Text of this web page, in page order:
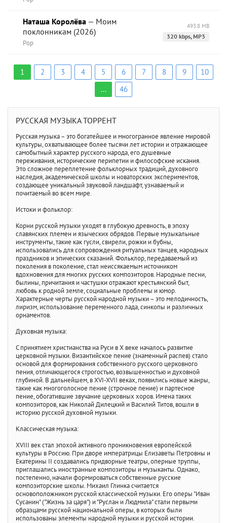
Наташа Королёва — Моим
поклонникам (2026)
Pop
493.8 MB
320 kbps, MP3
1 2 3 4 5 6 7 8 9
10
...
46
РУССКАЯ МУЗЫКА ТОРРЕНТ
Русская музыка – это богатейшее и многогранное явление мировой
культуры, охватывающее более тысячи лет истории и отражающее
самобытный характер русского народа, его душевные
переживания, исторические перипетии и философские искания.
Это сложное переплетение фольклорных традиций, духовного
наследия, академической школы и новаторских экспериментов,
создающее уникальный звуковой ландшафт, узнаваемый и
почитаемый во всем мире.
Истоки и фольклор:
Корни русской музыки уходят в глубокую древность, в эпоху
славянских племен и языческих обрядов. Первые музыкальные
инструменты, такие как гусли, свирели, рожки и бубны,
использовались для сопровождения ритуальных танцев, народных
праздников и эпических сказаний. Фольклор, передаваемый из
поколения в поколение, стал неиссякаемым источником
вдохновения для многих русских композиторов. Народные песни,
былины, причитания и частушки отражают крестьянский быт,
любовь к родной земле, социальные проблемы и юмор.
Характерные черты русской народной музыки – это мелодичность,
лиризм, использование переменного лада, синкопы и различных
орнаментов.
Духовная музыка:
С принятием христианства на Руси в X веке началось развитие
церковной музыки. Византийское пение (знаменный распев) стало
основой для формирования собственного русского церковного
пения, отличающегося строгостью, возвышенностью и духовной
глубиной. В дальнейшем, в XVI-XVII веках, появились новые жанры,
такие как многоголосное пение (строчное пение) и партесное
пение, обогатившие звучание церковных хоров. Имена таких
композиторов, как Николай Дилецкий и Василий Титов, вошли в
историю русской духовной музыки.
Классическая музыка:
XVIII век стал эпохой активного проникновения европейской
культуры в Россию. При дворе императрицы Елизаветы Петровны и
Екатерины II создавались придворные театры, оперные труппы,
приглашались иностранные композиторы и музыканты. Однако,
постепенно, начали формироваться собственные русские
композиторские школы. Михаил Глинка считается
основоположником русской классической музыки. Его оперы "Иван
Сусанин" ("Жизнь за царя") и "Руслан и Людмила" стали первыми
образцами русской национальной оперы, в которых были
использованы элементы народной музыки и русской истории.